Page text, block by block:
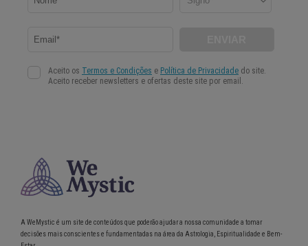
A WeMystic é um site de conteúdos que poderão ajudar a nossa comunidade a tomar
decisões mais conscientes e fundamentadas na área da Astrologia, Espiritualidade e Bem-